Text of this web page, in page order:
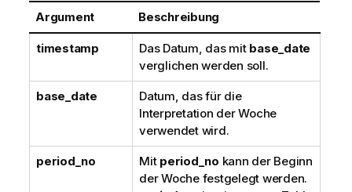
Argument Beschreibung
timestamp Das Datum, das mit base_date
verglichen werden soll.
base_date
Datum, das für die
Interpretation der Woche
verwendet wird.
period_no Mit period_no kann der Beginn
der Woche festgelegt werden.